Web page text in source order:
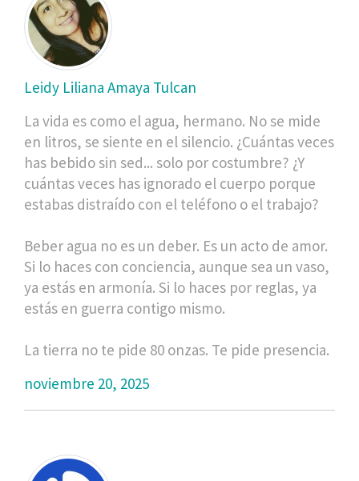
Leidy Liliana Amaya Tulcan
La vida es como el agua, hermano. No se mide
en litros, se siente en el silencio. ¿Cuántas veces
has bebido sin sed... solo por costumbre? ¿Y
cuántas veces has ignorado el cuerpo porque
estabas distraído con el teléfono o el trabajo?
Beber agua no es un deber. Es un acto de amor.
Si lo haces con conciencia, aunque sea un vaso,
ya estás en armonía. Si lo haces por reglas, ya
estás en guerra contigo mismo.
La tierra no te pide 80 onzas. Te pide presencia.
noviembre 20, 2025